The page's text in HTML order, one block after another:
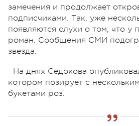
замечения и продолжает
подписчиками. Так, уже
появляются слухи о том, что у
роман. Сообщения СМИ
звезда.
На днях Седокова
котором позирует с
букетами роз.